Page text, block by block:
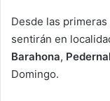
Desde las
sentirán en
Barahona,
Domingo.